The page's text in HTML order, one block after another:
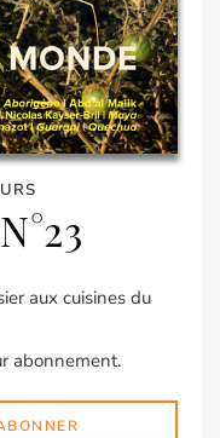
aux cuisines du
abonnement.